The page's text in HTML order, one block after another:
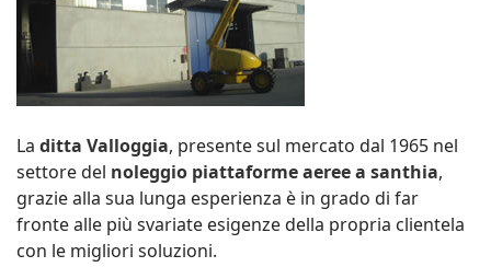
La ditta Valloggia, presente sul mercato dal 1965 nel
settore del noleggio piattaforme aeree a santhia,
grazie alla sua lunga esperienza è in grado di far
fronte alle più svariate esigenze della propria clientela
con le migliori soluzioni.